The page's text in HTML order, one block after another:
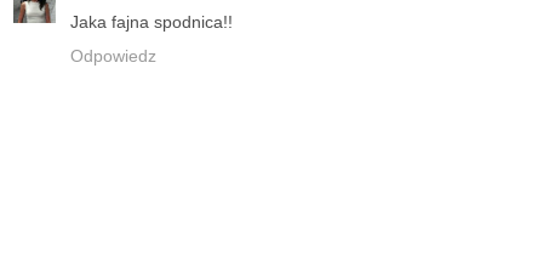
Jaka fajna spodnica!!
Odpowiedz